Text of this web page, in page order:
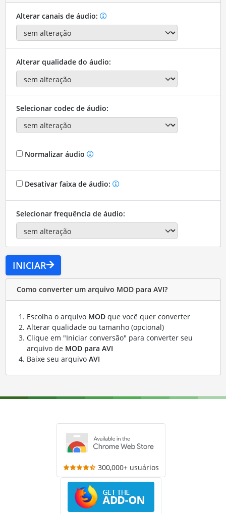
Alterar canais de áudio:
Alterar qualidade do áudio:
Selecionar codec de áudio:
Normalizar áudio
Desativar faixa de áudio:
Selecionar frequência de áudio:
INICIAR
Como converter um arquivo MOD para AVI?
Escolha o arquivo MODque você quer converter
Alterar qualidade ou tamanho (opcional)
Clique em "Iniciar conversão" para converter seu
arquivo de MOD para AVI
Baixe seu arquivo AVI
300,000+ usuários